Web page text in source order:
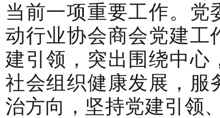
当前一项重要工作。党
动行业协会商会党建工
建引领，突出围绕中心
社会组织健康发展，服
治方向，坚持党建引领